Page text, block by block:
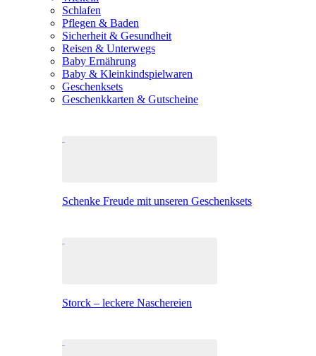
Schlafen
Pflegen & Baden
Sicherheit & Gesundheit
Reisen & Unterwegs
Baby Ernährung
Baby & Kleinkindspielwaren
Geschenksets
Geschenkkarten & Gutscheine
Schenke Freude mit unseren Geschenksets
Storck – leckere Naschereien